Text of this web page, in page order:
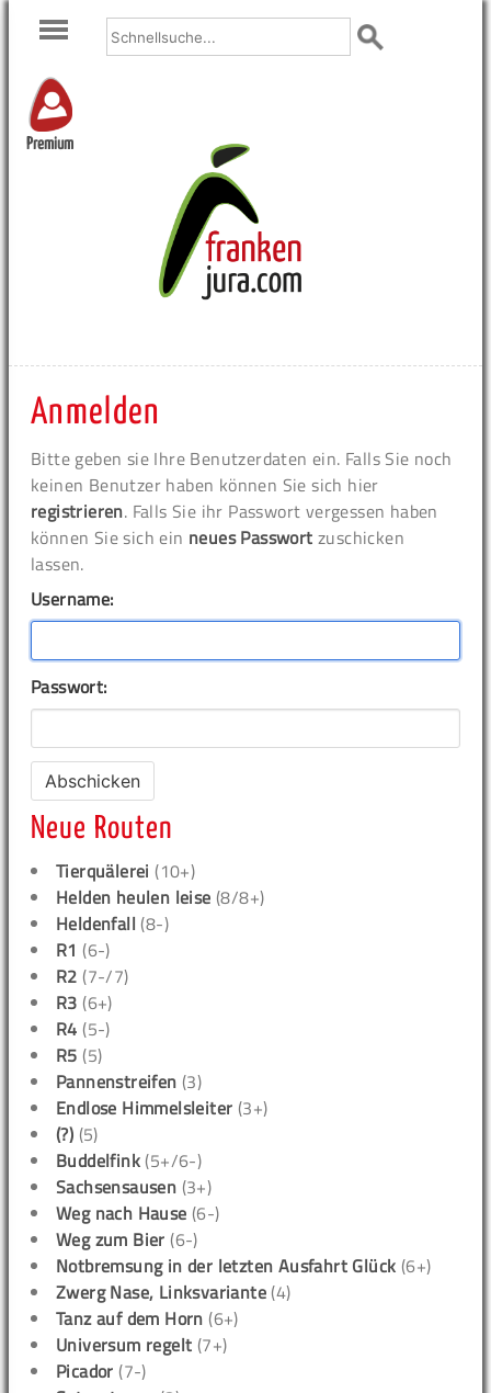
Premium
Anmelden
Bitte geben sie Ihre Benutzerdaten ein. Falls Sie noch
keinen Benutzer haben können Sie sich hier
registrieren. Falls Sie ihr Passwort vergessen haben
können Sie sich ein neues Passwort zuschicken
lassen.
Username:
Passwort:
Neue Routen
Tierquälerei (10+)
Helden heulen leise (8/8+)
Heldenfall (8-)
R1 (6-)
R2 (7-/7)
R3 (6+)
R4 (5-)
R5 (5)
Pannenstreifen (3)
Endlose Himmelsleiter (3+)
(?) (5)
Buddelfink (5+/6-)
Sachsensausen (3+)
Weg nach Hause (6-)
Weg zum Bier (6-)
Notbremsung in der letzten Ausfahrt Glück (6+)
Zwerg Nase, Linksvariante (4)
Tanz auf dem Horn (6+)
Universum regelt (7+)
Picador (7-)